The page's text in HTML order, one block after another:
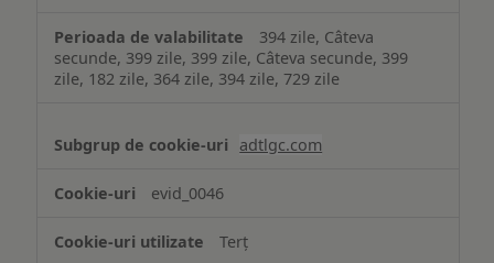
394 zile, Câteva
secunde, 399 zile, 399 zile, Câteva secunde, 399
zile, 182 zile, 364 zile, 394 zile, 729 zile
adtlgc.com
evid_0046
Terț